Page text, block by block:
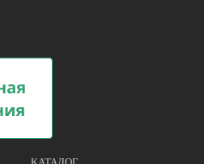
КАТАЛОГ